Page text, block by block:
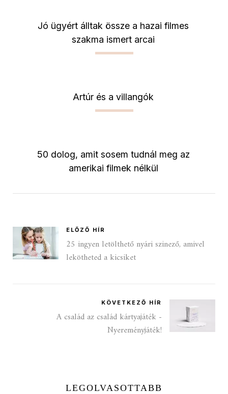
Jó ügyért álltak össze a hazai filmes
szakma ismert arcai
Artúr és a villangók
50 dolog, amit sosem tudnál meg az
amerikai filmek nélkül
ELŐZŐ HÍR
25 ingyen letölthető nyári szinező, amivel
lekötheted a kicsiket
KÖVETKEZŐ HÍR
A család az család kártyajáték -
Nyereményjáték!
LEGOLVASOTTABB